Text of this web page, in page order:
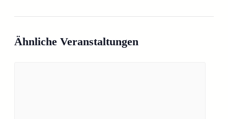
Ähnliche Veranstaltungen